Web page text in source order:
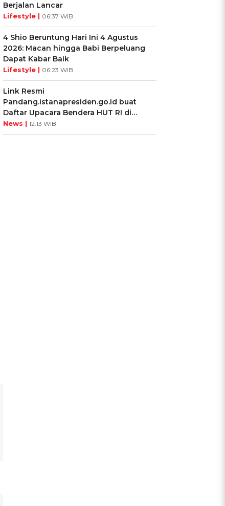
Berjalan Lancar
Lifestyle | 06:37 WIB
4 Shio Beruntung Hari Ini 4 Agustus
2026: Macan hingga Babi Berpeluang
Dapat Kabar Baik
Lifestyle | 06:23 WIB
Link Resmi
Pandang.istanapresiden.go.id buat
Daftar Upacara Bendera HUT RI di
Istana Negara
News | 12:13 WIB